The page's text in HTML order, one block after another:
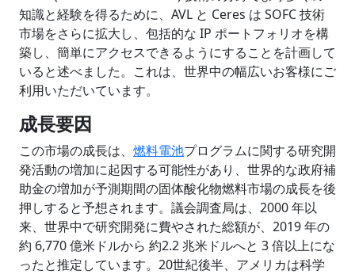
知識と経験を得るために、AVL と Ceres は SOFC 技術
市場をさらに拡大し、包括的な IP ポートフォリオを構
築し、簡単にアクセスできるようにすることを計画して
いると述べました。これは、世界中の幅広いお客様にご
利用いただいています。
成長要因
この市場の成長は、 燃料電池プログラムに関する研究開
発活動の増加に起因する可能性があり、世界的な政府補
助金の増加が予測期間の固体酸化物燃料市場の成長を後
押しすると予想されます。議会調査局は、2000 年以
来、世界中で研究開発に費やされた総額が、2019 年の
約 6,770 億米ドルから 約2.2 兆米ドルへと 3 倍以上にな
ったと推定しています。20世紀後半、アメリカは科学